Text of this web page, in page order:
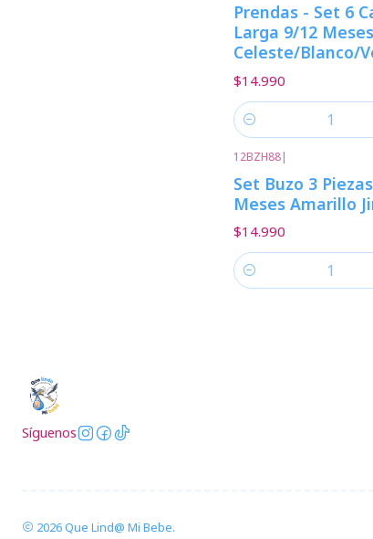
Prendas - Set 6
Larga 9/12 Meses
Celeste/Blanco/
$14.990
Cantidad
12BZH88|
Set Buzo 3
Meses Amarillo
$14.990
Cantidad
Síguenos
2026 Que Lind@ Mi Bebe.